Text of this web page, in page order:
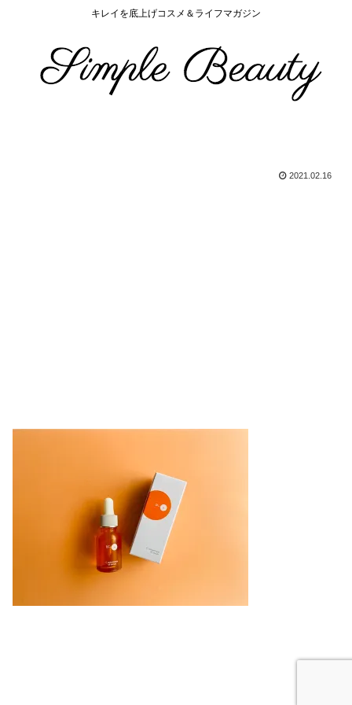
キレイを底上げコスメ＆ライフマガジン
2021.02.16